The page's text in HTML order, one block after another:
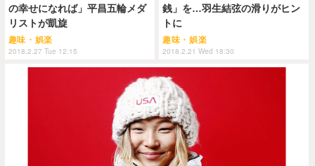
の幸せになれば」平昌五輪メダ
リストが凱旋
趣味・娯楽
2018.2.27 Tue 12:15
銭」を…羽生結弦の滑りがヒン
トに
趣味・娯楽
2018.2.21 Wed 18:30